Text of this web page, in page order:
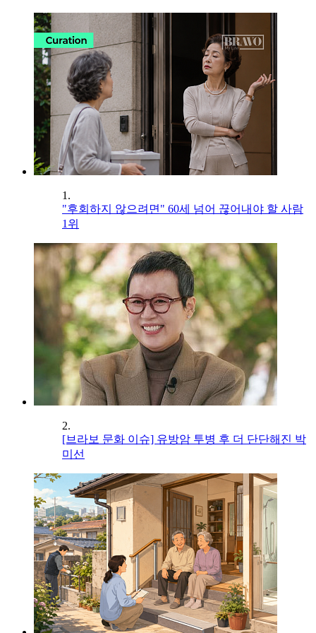
1.
"후회하지 않으려면" 60세 넘어 끊어내야 할 사람
1위
2.
[브라보 문화 이슈] 유방암 투병 후 더 단단해진 박
미선